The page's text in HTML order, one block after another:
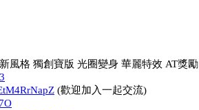
風格 獨創寶版 光圈變身 華麗特效 AT獎勵
(歡迎加入一起交流)